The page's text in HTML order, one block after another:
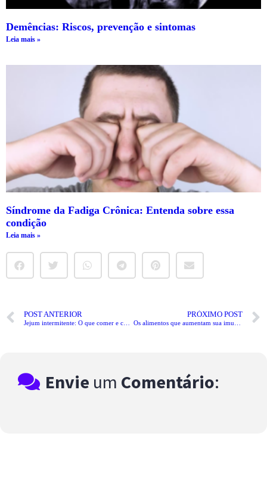
Demências: Riscos, prevenção e sintomas
Leia mais »
Síndrome da Fadiga Crônica: Entenda sobre essa
condição
Leia mais »
POST ANTERIOR PRÓXIMO POST
Envie um Comentário: